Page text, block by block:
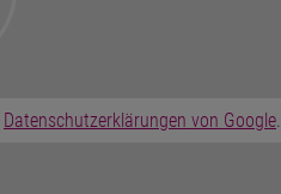
Datenschutzerklärungen von Google.